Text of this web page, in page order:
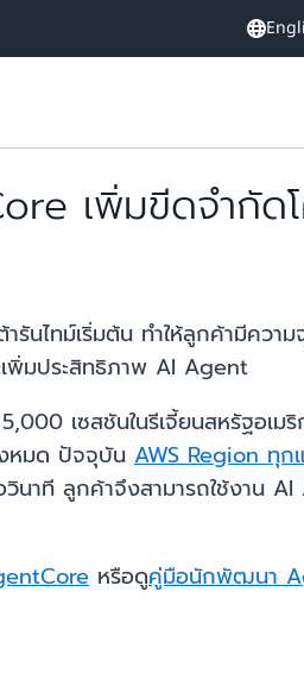
เพิ่มขีดจำกัดโ
ไทม์เริ่มต้น ทำให้ลูกค้ามีความ
พิ่มประสิทธิภาพ AI Agent
เซสชันในรีเจี้ยนสหรัฐอเม
หมด ปัจจุบัน AWS Region ทุ
นาที ลูกค้าจึงสามารถใช้งาน
หรือดูคู่มือนักพัฒนา